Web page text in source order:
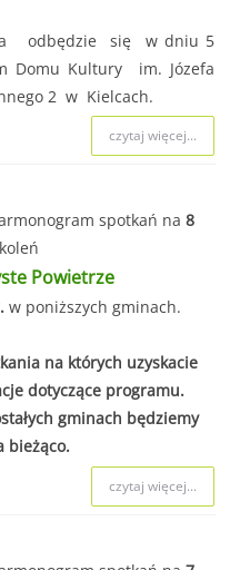
odbędzie się w dniu 5
Domu Kultury im. Józefa
2 w Kielcach.
czytaj więcej...
spotkań na 8
Powietrze
w poniższych gminach.
na których uzyskacie
dotyczące programu.
gminach będziemy
bieżąco.
czytaj więcej...